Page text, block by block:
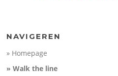
NAVIGEREN
» Homepage
» Walk the line